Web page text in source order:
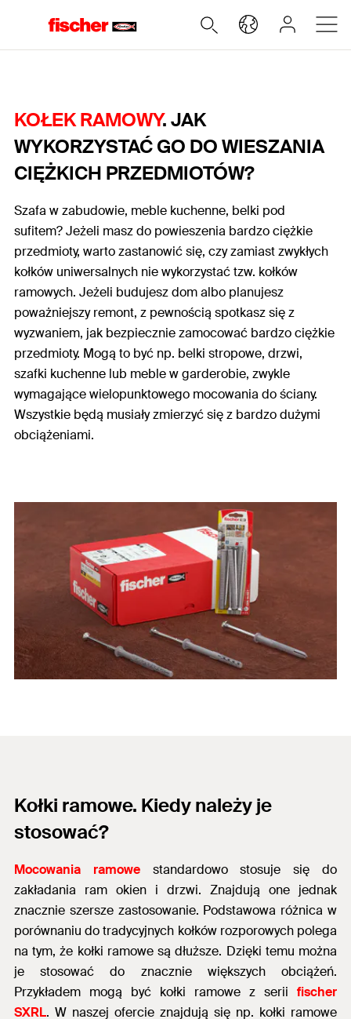
KOŁEK RAMOWY. JAK
WYKORZYSTAĆ GO DO WIESZANIA
CIĘŻKICH PRZEDMIOTÓW?
Szafa w zabudowie, meble kuchenne, belki pod
sufitem? Jeżeli masz do powieszenia bardzo ciężkie
przedmioty, warto zastanowić się, czy zamiast zwykłych
kołków uniwersalnych nie wykorzystać tzw. kołków
ramowych. Jeżeli budujesz dom albo planujesz
poważniejszy remont, z pewnością spotkasz się z
wyzwaniem, jak bezpiecznie zamocować bardzo ciężkie
przedmioty. Mogą to być np. belki stropowe, drzwi,
szafki kuchenne lub meble w garderobie, zwykle
wymagające wielopunktowego mocowania do ściany.
Wszystkie będą musiały zmierzyć się z bardzo dużymi
obciążeniami.
Kołki ramowe. Kiedy należy je
stosować?
Mocowania ramowestandardowo stosuje się do
zakładania ram okien i drzwi. Znajdują one jednak
znacznie szersze zastosowanie. Podstawowa różnica w
porównaniu do tradycyjnych kołków rozporowych polega
na tym, że kołki ramowe są dłuższe. Dzięki temu można
je stosować do znacznie większych obciążeń.
Przykładem mogą być kołki ramowe z serii fischer
SXRL. W naszej ofercie znajdują się np. kołki ramowe